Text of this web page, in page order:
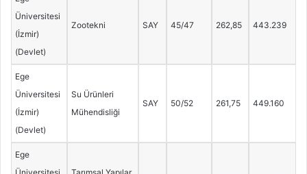
Üniversitesi
(İzmir)
(Devlet)
Zootekni SAY 45/47 262,85 443.239
Ege
Üniversitesi
(İzmir)
(Devlet)
Su Ürünleri
Mühendisliği
SAY 50/52 261,75 449.160
Ege